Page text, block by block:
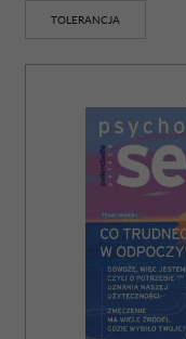
TOLERANCJA